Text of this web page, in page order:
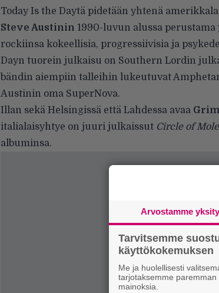
Today Is the Daytä pidetään yhtenä
Steve Austinin 1990-luvun alussa
rockiinsa kokeellisia, progressiivisia ja
Dayn tuorein julkaisu on Southern Lordin
bändin aiempiin talleihin lukeutuvat
Austinin oma SuperNova.
Illan sekä Helsingissä että Lahdessa avaa
italialaisyhtye on juuri julkaissut Circle of
albuminsa.
Arvostamme
Tarvitsemme
käyttökokemuksen
Me ja huolellisesti
tarjotaksemme
mainoksia.